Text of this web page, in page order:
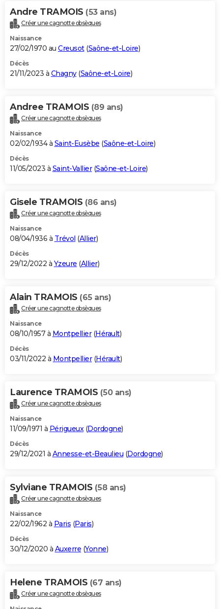
Andre TRAMOIS (53 ans)
Créer une cagnotte obsèques
Naissance
27/02/1970 au Creusot(Saône-et-Loire)
Décès
21/11/2023 à Chagny(Saône-et-Loire)
Andree TRAMOIS (89 ans)
Créer une cagnotte obsèques
Naissance
02/02/1934 à Saint-Eusèbe (Saône-et-Loire)
Décès
11/05/2023 à Saint-Vallier(Saône-et-Loire)
Gisele TRAMOIS (86 ans)
Créer une cagnotte obsèques
Naissance
08/04/1936 à Trévol (Allier)
Décès
29/12/2022 à Yzeure (Allier)
Alain TRAMOIS (65 ans)
Créer une cagnotte obsèques
Naissance
08/10/1957 à Montpellier(Hérault)
Décès
03/11/2022 à Montpellier(Hérault)
Laurence TRAMOIS (50 ans)
Créer une cagnotte obsèques
Naissance
11/09/1971 à Périgueux(Dordogne)
Décès
29/12/2021 à Annesse-et-Beaulieu (Dordogne)
Sylviane TRAMOIS (58 ans)
Créer une cagnotte obsèques
Naissance
22/02/1962 à Paris (Paris)
Décès
30/12/2020 à Auxerre (Yonne)
Helene TRAMOIS (67 ans)
Créer une cagnotte obsèques